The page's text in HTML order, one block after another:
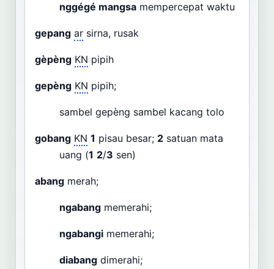
nggégé mangsa mempercepat waktu
gepang ar sirna, rusak
gèpèng KN pipih
gepèng KN pipih;
sambel gepèng sambel kacang tolo
gobang KN 1 pisau besar; 2 satuan mata
uang (1 2/3 sen)
abang merah;
ngabang memerahi;
ngabangi memerahi;
diabang dimerahi;